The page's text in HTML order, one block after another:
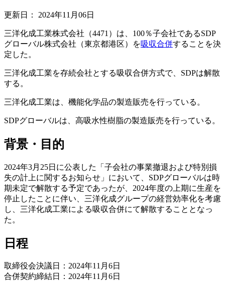
更新日： 2024年11月06日
三洋化成工業株式会社（4471）は、100％子会社であるSDP
グローバル株式会社（東京都港区）を吸収合併することを決
定した。
三洋化成工業を存続会社とする吸収合併方式で、SDPは解散
する。
三洋化成工業は、機能化学品の製造販売を行っている。
SDPグローバルは、高吸水性樹脂の製造販売を行っている。
背景・目的
2024年3月25日に公表した「子会社の事業撤退および特別損
失の計上に関するお知らせ」において、SDPグローバルは時
期未定で解散する予定であったが、2024年度の上期に生産を
停止したことに伴い、三洋化成グループの経営効率化を考慮
し、三洋化成工業による吸収合併にて解散することとなっ
た。
日程
取締役会決議日：2024年11月6日
合併契約締結日：2024年11月6日